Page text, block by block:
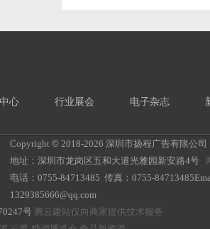
心 行业展会 电子杂志
Copyright © 2018-2026 深圳市扬程广告有限公
地址：深圳市龙岗区五和大道光雅园新安路4号
电话：0755-84713485 传真：0755-
1329385666@qq.com
号 腾云建站仅向商家提供技术服务